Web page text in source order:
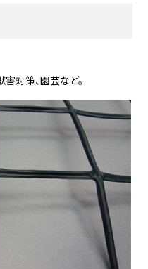
対策、園芸など。